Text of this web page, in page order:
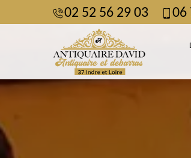
02 52 56 29 03 06